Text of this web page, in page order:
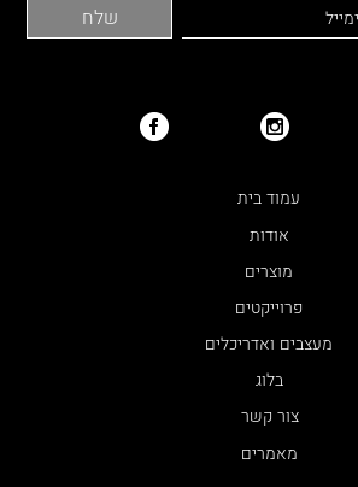
עמוד בית
אודות
מוצרים
פרוייקטים
מעצבים ואדריכלים
בלוג
צור קשר
מאמרים